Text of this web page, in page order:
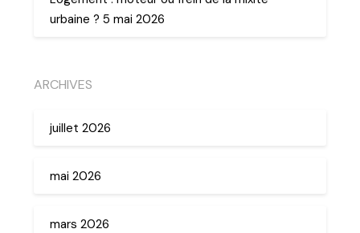
urbaine ? 5 mai 2026
ARCHIVES
juillet 2026
mai 2026
mars 2026